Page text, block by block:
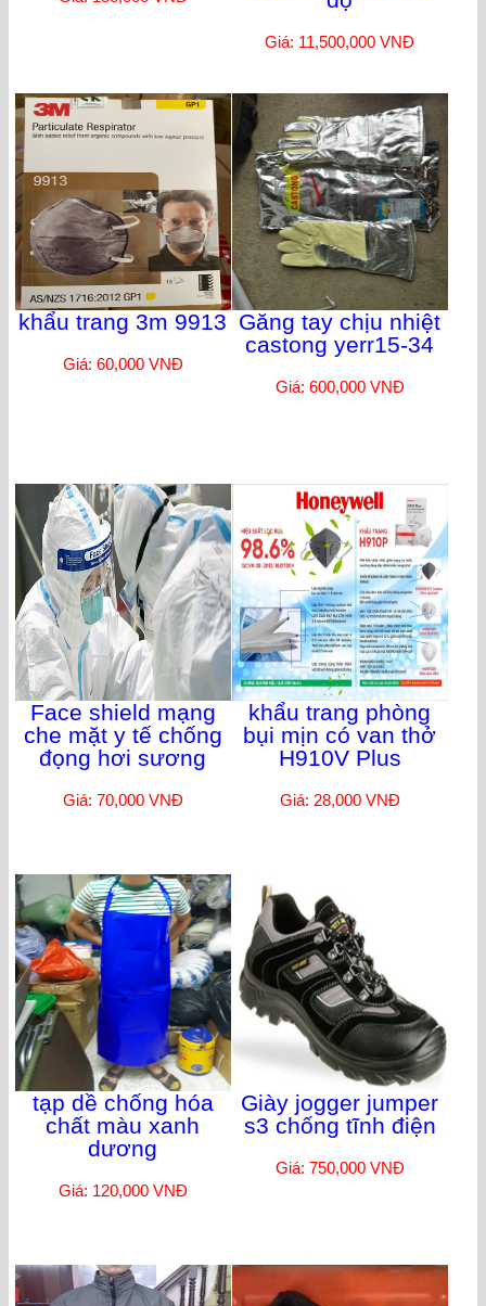
Giá: 11,500,000 VNĐ
khẩu trang 3m 9913
Giá: 60,000 VNĐ
Găng tay chịu nhiệt
castong yerr15-34
Giá: 600,000 VNĐ
Face shield mạng
che mặt y tế chống
đọng hơi sương
Giá: 70,000 VNĐ
khẩu trang phòng
bụi mịn có van thở
H910V Plus
Giá: 28,000 VNĐ
tạp dề chống hóa
chất màu xanh
dương
Giá: 120,000 VNĐ
Giày jogger jumper
s3 chống tĩnh điện
Giá: 750,000 VNĐ